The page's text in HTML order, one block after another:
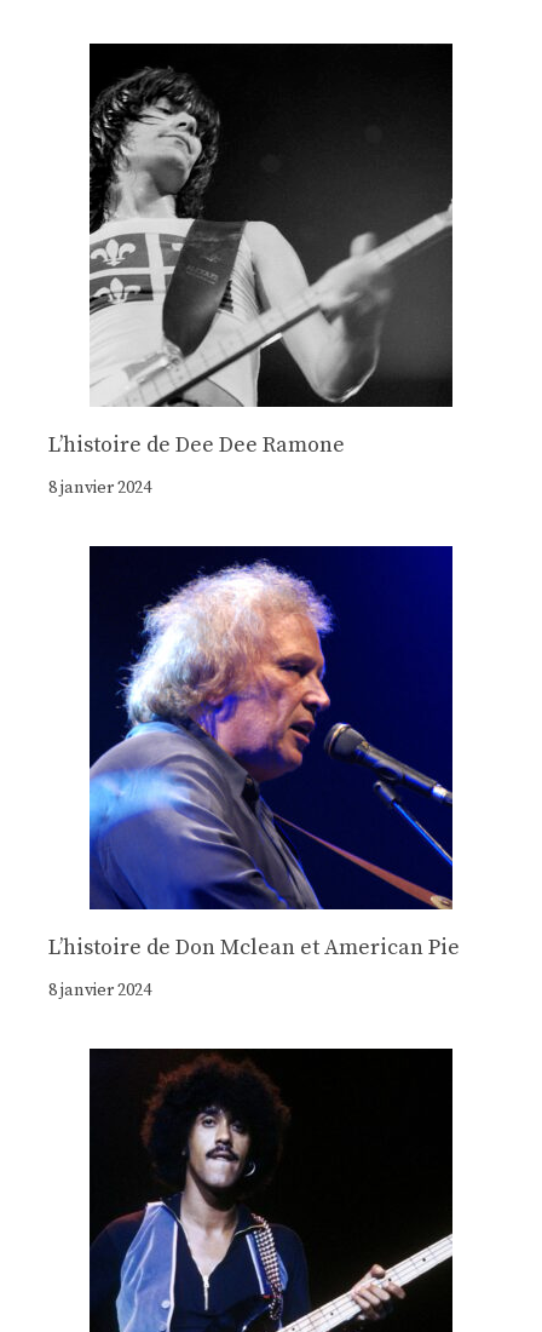
Lʼhistoire de Dee Dee Ramone
8 janvier 2024
Lʼhistoire de Don Mclean et American Pie
8 janvier 2024